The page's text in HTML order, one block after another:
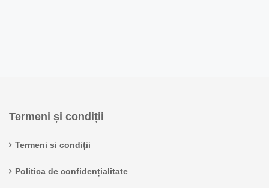
Termeni și condiții
Termeni si condiții
Politica de confidențialitate